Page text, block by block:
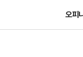
오피